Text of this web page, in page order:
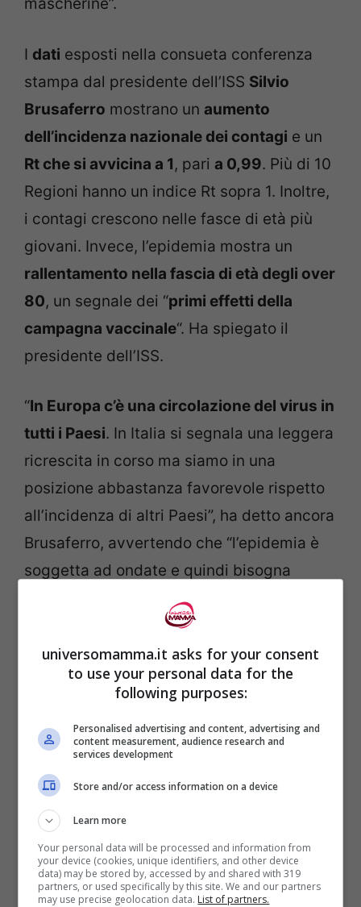
I dati esposti nella consueta conferenza
stampa dal presidente dell’ISS Silvio
Brusaferro mostrano un aumento
dell’incidenza nazionale dei contagi e un
Rt che si avvicina a 1, pari a 0,99. Più di 10
Regioni hanno un indice Rt sopra 1. Inoltre,
i contagi crescono nelle fasce di età più
giovani. Invece, l’epidemia mostra un
rallentamento nella fascia di età degli over
80, un segnale dei “primi effetti della
campagna vaccinale“. Ha spiegato il
presidente dell’ISS.
“In Europa c’è una circolazione del virus in
tutti i Paesi. In Italia si segnala una leggera
ricrescita in corso ma siamo in una
posizione abbastanza favorevole rispetto
all’incidenza di altri Paesi”, ha detto ancora
Brusaferro, avvertendo che “l’epidemia è
soggetta ad ondate e quindi bisogna
sempre avere grande attenzione”.
Durante la conferenza stampa, Silvio
Brusaferro ha comunicato anche i dati
giornalieri dell’epidemia di Covid-19 in
Italia. I morti giornalieri di oggi, 353 casi,
portanosopra 95mila il numero
complessivo dei decessi in Italia.
universomamma.it asks for your consent
to use your personal data for the
following purposes:
Personalised advertising and content, advertising and
content measurement, audience research and
services development
Store and/or access information on a device
Learn more
Your personal data will be processed and information from
your device (cookies, unique identifiers, and other device
data) may be stored by, accessed by and shared with 319
partners, or used specifically by this site. We and our partners
may use precise geolocation data. List of partners.